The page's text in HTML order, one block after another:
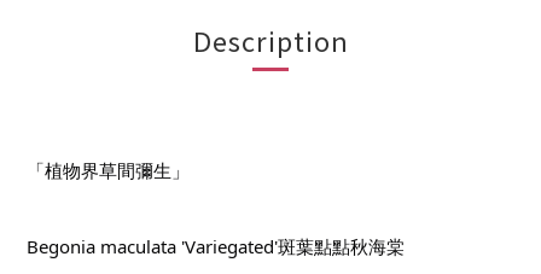
Description
「植物界草間彌生」
Begonia maculata 'Variegated'斑葉點點秋海棠